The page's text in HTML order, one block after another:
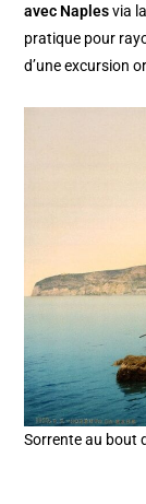
avec Naplesvia
pratique pour
d’une excursion
Sorrente au bout